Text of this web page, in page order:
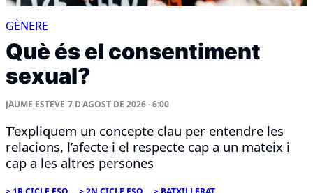
GÈNERE
Què és el consentiment
sexual?
JAUME ESTEVE 7 D'AGOST DE 2026 · 6:00
T’expliquem un concepte clau per entendre les
relacions, l’afecte i el respecte cap a un mateix i
cap a les altres persones